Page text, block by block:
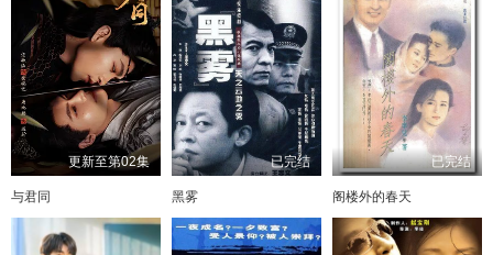
更新至第02集
与君同
已完结
黑雾
已完结
阁楼外的春天